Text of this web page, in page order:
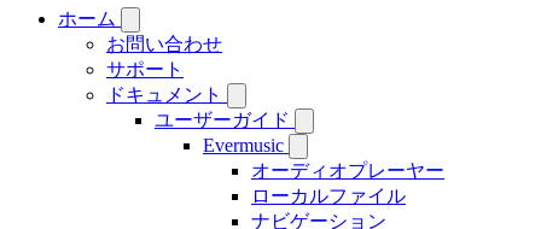
ホーム
お問い合わせ
サポート
ドキュメント
ユーザーガイド
Evermusic
オーディオプレーヤー
ローカルファイル
ナビゲーション